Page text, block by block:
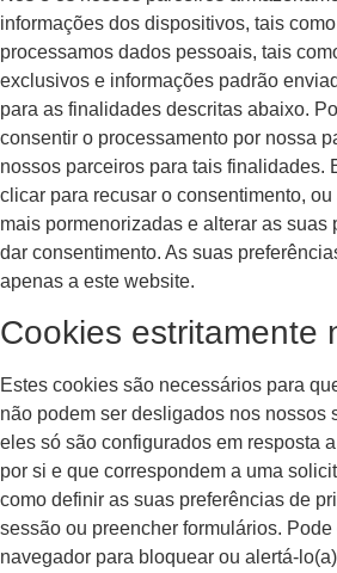
informações dos dispositivos, tais
processamos dados pessoais, tais
exclusivos e informações padrão
para as finalidades descritas abaixo.
consentir o processamento por nossa
nossos parceiros para tais finalidades.
clicar para recusar o consentimento,
mais pormenorizadas e alterar as suas
dar consentimento. As suas
apenas a este website.
Cookies estritamente
Estes cookies são necessários para
não podem ser desligados nos nossos
eles só são configurados em resposta
por si e que correspondem a uma
como definir as suas preferências de
sessão ou preencher formulários.
navegador para bloquear ou alertá-